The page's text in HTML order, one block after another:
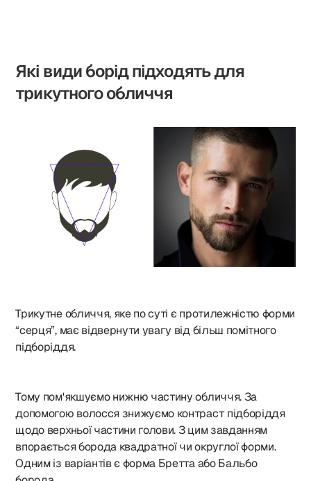
Які види борід підходять для
трикутного обличчя
Трикутне обличчя, яке по суті є протилежністю форми
“серця”, має відвернути увагу від більш помітного
підборіддя.
Тому пом'якшуємо нижню частину обличчя. За
допомогою волосся знижуємо контраст підборіддя
щодо верхньої частини голови. З цим завданням
впорається борода квадратної чи округлої форми.
Одним із варіантів є форма Бретта або Бальбо